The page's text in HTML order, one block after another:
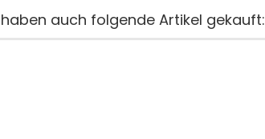
auch folgende Artikel gekauft: